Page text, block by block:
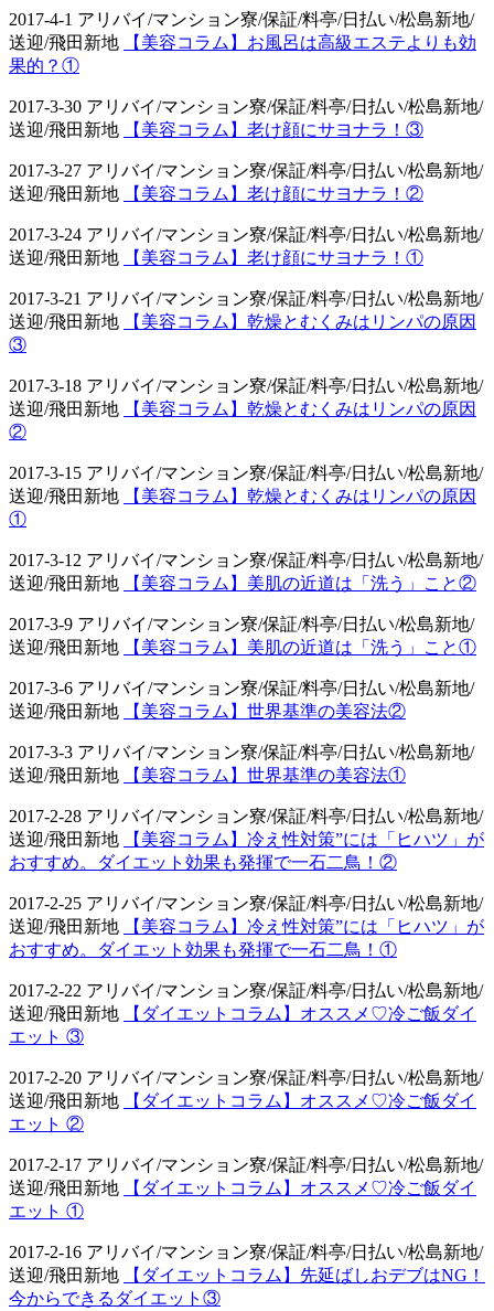
2017-4-1 アリバイ/マンション寮/保証/料亭/日払い/松島新地/
送迎/飛田新地
【美容コラム】お風呂は高級エステよりも効
果的？①
2017-3-30 アリバイ/マンション寮/保証/料亭/日払い/松島新地/
送迎/飛田新地
【美容コラム】老け顔にサヨナラ！③
2017-3-27 アリバイ/マンション寮/保証/料亭/日払い/松島新地/
送迎/飛田新地
【美容コラム】老け顔にサヨナラ！②
2017-3-24 アリバイ/マンション寮/保証/料亭/日払い/松島新地/
送迎/飛田新地
【美容コラム】老け顔にサヨナラ！①
2017-3-21 アリバイ/マンション寮/保証/料亭/日払い/松島新地/
送迎/飛田新地
【美容コラム】乾燥とむくみはリンパの原因
③
2017-3-18 アリバイ/マンション寮/保証/料亭/日払い/松島新地/
送迎/飛田新地
【美容コラム】乾燥とむくみはリンパの原因
②
2017-3-15 アリバイ/マンション寮/保証/料亭/日払い/松島新地/
送迎/飛田新地
【美容コラム】乾燥とむくみはリンパの原因
①
2017-3-12 アリバイ/マンション寮/保証/料亭/日払い/松島新地/
送迎/飛田新地
【美容コラム】美肌の近道は「洗う」こと②
2017-3-9 アリバイ/マンション寮/保証/料亭/日払い/松島新地/
送迎/飛田新地
【美容コラム】美肌の近道は「洗う」こと①
2017-3-6 アリバイ/マンション寮/保証/料亭/日払い/松島新地/
送迎/飛田新地
【美容コラム】世界基準の美容法②
2017-3-3 アリバイ/マンション寮/保証/料亭/日払い/松島新地/
送迎/飛田新地
【美容コラム】世界基準の美容法①
2017-2-28 アリバイ/マンション寮/保証/料亭/日払い/松島新地/
送迎/飛田新地
【美容コラム】冷え性対策”には「ヒハツ」が
おすすめ。ダイエット効果も発揮で一石二鳥！②
2017-2-25 アリバイ/マンション寮/保証/料亭/日払い/松島新地/
送迎/飛田新地
【美容コラム】冷え性対策”には「ヒハツ」が
おすすめ。ダイエット効果も発揮で一石二鳥！①
2017-2-22 アリバイ/マンション寮/保証/料亭/日払い/松島新地/
送迎/飛田新地
【ダイエットコラム】オススメ♡冷ご飯ダイ
エット ③
2017-2-20 アリバイ/マンション寮/保証/料亭/日払い/松島新地/
送迎/飛田新地
【ダイエットコラム】オススメ♡冷ご飯ダイ
エット ②
2017-2-17 アリバイ/マンション寮/保証/料亭/日払い/松島新地/
送迎/飛田新地
【ダイエットコラム】オススメ♡冷ご飯ダイ
エット ①
2017-2-16 アリバイ/マンション寮/保証/料亭/日払い/松島新地/
送迎/飛田新地
【ダイエットコラム】先延ばしおデブはNG！
今からできるダイエット③